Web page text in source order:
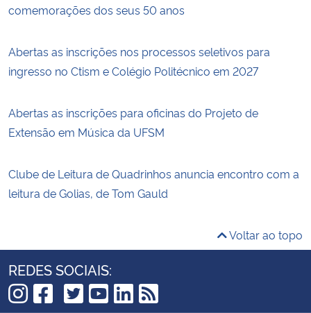
comemorações dos seus 50 anos
Abertas as inscrições nos processos seletivos para
ingresso no Ctism e Colégio Politécnico em 2027
Abertas as inscrições para oficinas do Projeto de
Extensão em Música da UFSM
Clube de Leitura de Quadrinhos anuncia encontro com a
leitura de Golias, de Tom Gauld
Voltar ao topo
REDES SOCIAIS: